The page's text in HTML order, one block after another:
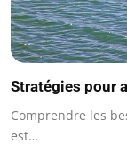
Stratégies pour
Comprendre les
est…